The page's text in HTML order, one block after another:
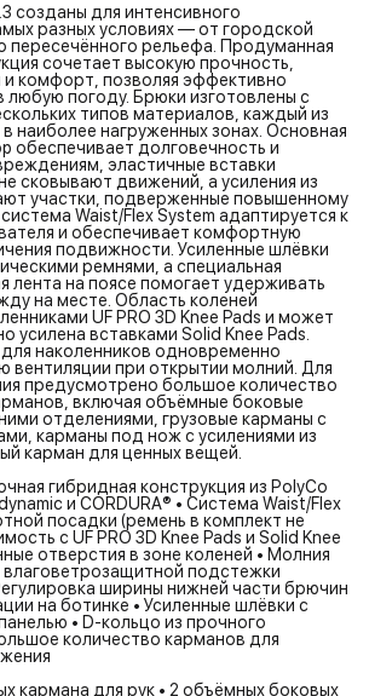
созданы для интенсивного
разных условиях — от городской
пересечённого рельефа. Продуманная
сочетает высокую прочность,
комфорт, позволяя эффективно
любую погоду. Брюки изготовлены с
типов материалов, каждый из
наиболее нагруженных зонах. Основная
обеспечивает долговечность и
эластичные вставки
сковывают движений, а усиления из
участки, подверженные повышенному
Waist/Flex System адаптируется к
и обеспечивает комфортную
подвижности. Усиленные шлёвки
ремнями, а специальная
лента на поясе помогает удерживать
на месте. Область коленей
UF PRO 3D Knee Pads и может
усилена вставками Solid Knee Pads.
наколенников одновременно
вентиляции при открытии молний. Для
предусмотрено большое количество
включая объёмные боковые
отделениями, грузовые карманы с
карманы под нож с усилениями из
карман для ценных вещей.
гибридная конструкция из PolyCo
и CORDURA® • Система Waist/Flex
посадки (ремень в комплект не
с UF PRO 3D Knee Pads и Solid Knee
отверстия в зоне коленей • Молния
влаговетрозащитной подстежки
ширины нижней части брючин
на ботинке • Усиленные шлёвки с
• D-кольцо из прочного
количество карманов для
кармана для рук • 2 объёмных боковых